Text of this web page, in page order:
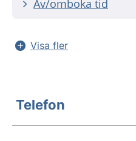
Av/omboka tid
Visa fler
Telefon